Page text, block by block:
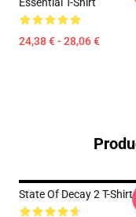
24,38 € - 28,06 €
State Of Decay 2 T-Shirt